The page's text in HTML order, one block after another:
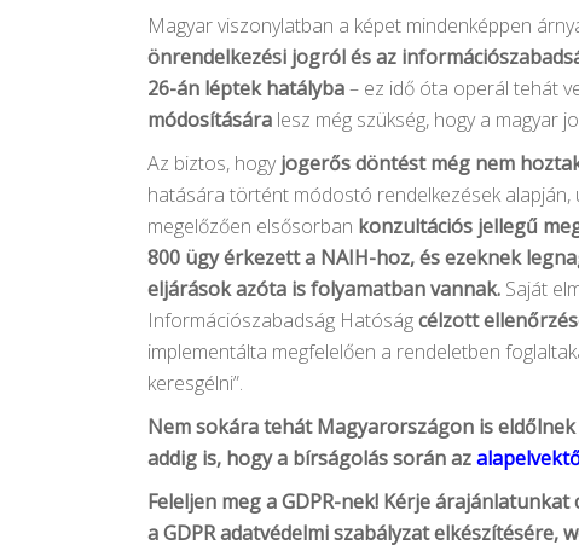
Magyar viszonylatban a képet mindenképpen
önrendelkezési jogról és az
26-án léptek hatályba– ez idő óta operál tehát
módosítására lesz még szükség, hogy a magyar
Az biztos, hogyjogerős döntést még nem
hatására történt módostó rendelkezések alapján,
megelőzően elsősorban konzultációs jellegű
800 ügy érkezett a NAIH-hoz, és ezeknek
eljárások azóta is folyamatban vannak. Saját
Információszabadság Hatóságcélzott
implementálta megfelelően a rendeletben
keresgélni”.
Nem sokára tehát Magyarországon is
addig is, hogy a bírságolás során az
Feleljen meg a GDPR-nek! Kérje
a GDPR adatvédelmi szabályzat elkészítésére,